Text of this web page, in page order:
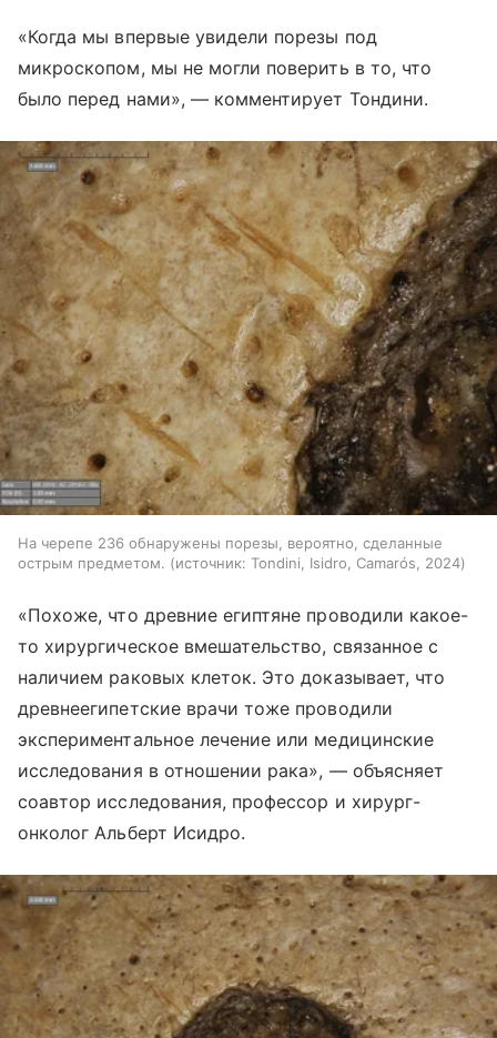
«Когда мы впервые увидели порезы под
микроскопом, мы не могли поверить в то, что
было перед нами», — комментирует Тондини.
На черепе 236 обнаружены порезы, вероятно, сделанные
острым предметом.
источник: Tondini, Isidro, Camarós, 2024
«Похоже, что древние египтяне проводили какое-
то хирургическое вмешательство, связанное с
наличием раковых клеток. Это доказывает, что
древнеегипетские врачи тоже проводили
экспериментальное лечение или медицинские
исследования в отношении рака», — объясняет
соавтор исследования, профессор и хирург-
онколог Альберт Исидро.